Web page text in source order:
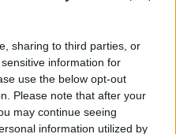
sharing to third parties, or
information for
use the below opt-out
Please note that after your
may continue seeing
information utilized by
SUPERTALENTET
OG SMARTERE”
PÅ UFC FIGHT